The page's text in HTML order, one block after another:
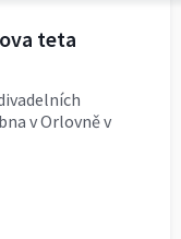
teta
v Orlovně v